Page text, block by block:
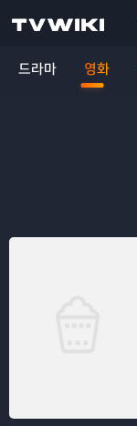
드라마 영화